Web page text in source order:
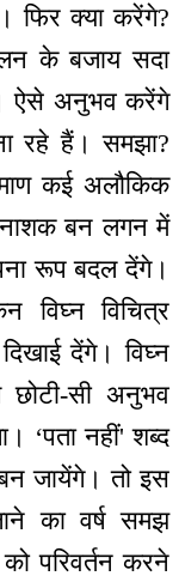
फिर क्या करेंगे?
के बजाय सदा
ऐसे अनुभव करेंगे
रहे हैं। समझा?
कई अलौकिक
बन लगन में
रूप बदल देंगे।
विघ्न विचित्र
देंगे। विघ्न
सी अनुभव
‘पता नहीं' शब्द
जायेंगे। तो इस
का वर्ष समझ
परिवर्तन करने